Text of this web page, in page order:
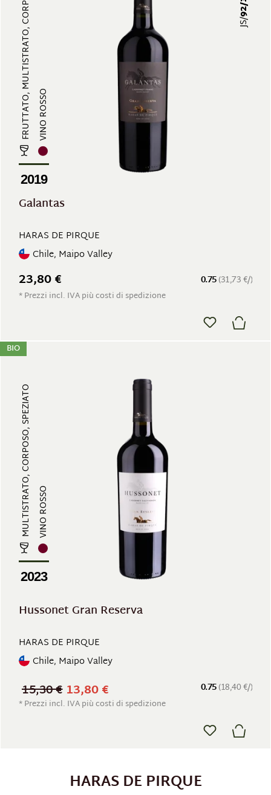
FRUTTATO, MULTISTRATO, CORPOSO, S...VINO ROSSO
2019
JS/
Galantas
HARAS DE PIRQUE
Chile, Maipo Valley
0.75(31,73 €/)
23,80 €
* Prezzi incl. IVA più costi di spedizione
BIO
MULTISTRATO, CORPOSO, SPEZIATOVINO ROSSO
2023
Hussonet Gran Reserva
HARAS DE PIRQUE
Chile, Maipo Valley
0.75(18,40 €/)
13,80 €
15,30 €
* Prezzi incl. IVA più costi di spedizione
HARAS DE PIRQUE